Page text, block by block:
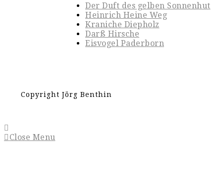
Der Duft des gelben Sonnenhut
Heinrich Heine Weg
Kraniche Diepholz
Darß Hirsche
Eisvogel Paderborn
Copyright Jörg Benthin
Close Menu